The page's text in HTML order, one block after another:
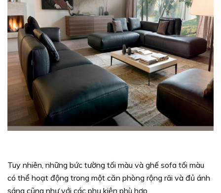
Tuy nhiên, những bức tường tối màu và ghế sofa tối màu
có thể hoạt động trong một căn phòng rộng rãi và đủ ánh
sáng cũng như với các phụ kiện phù hợp.